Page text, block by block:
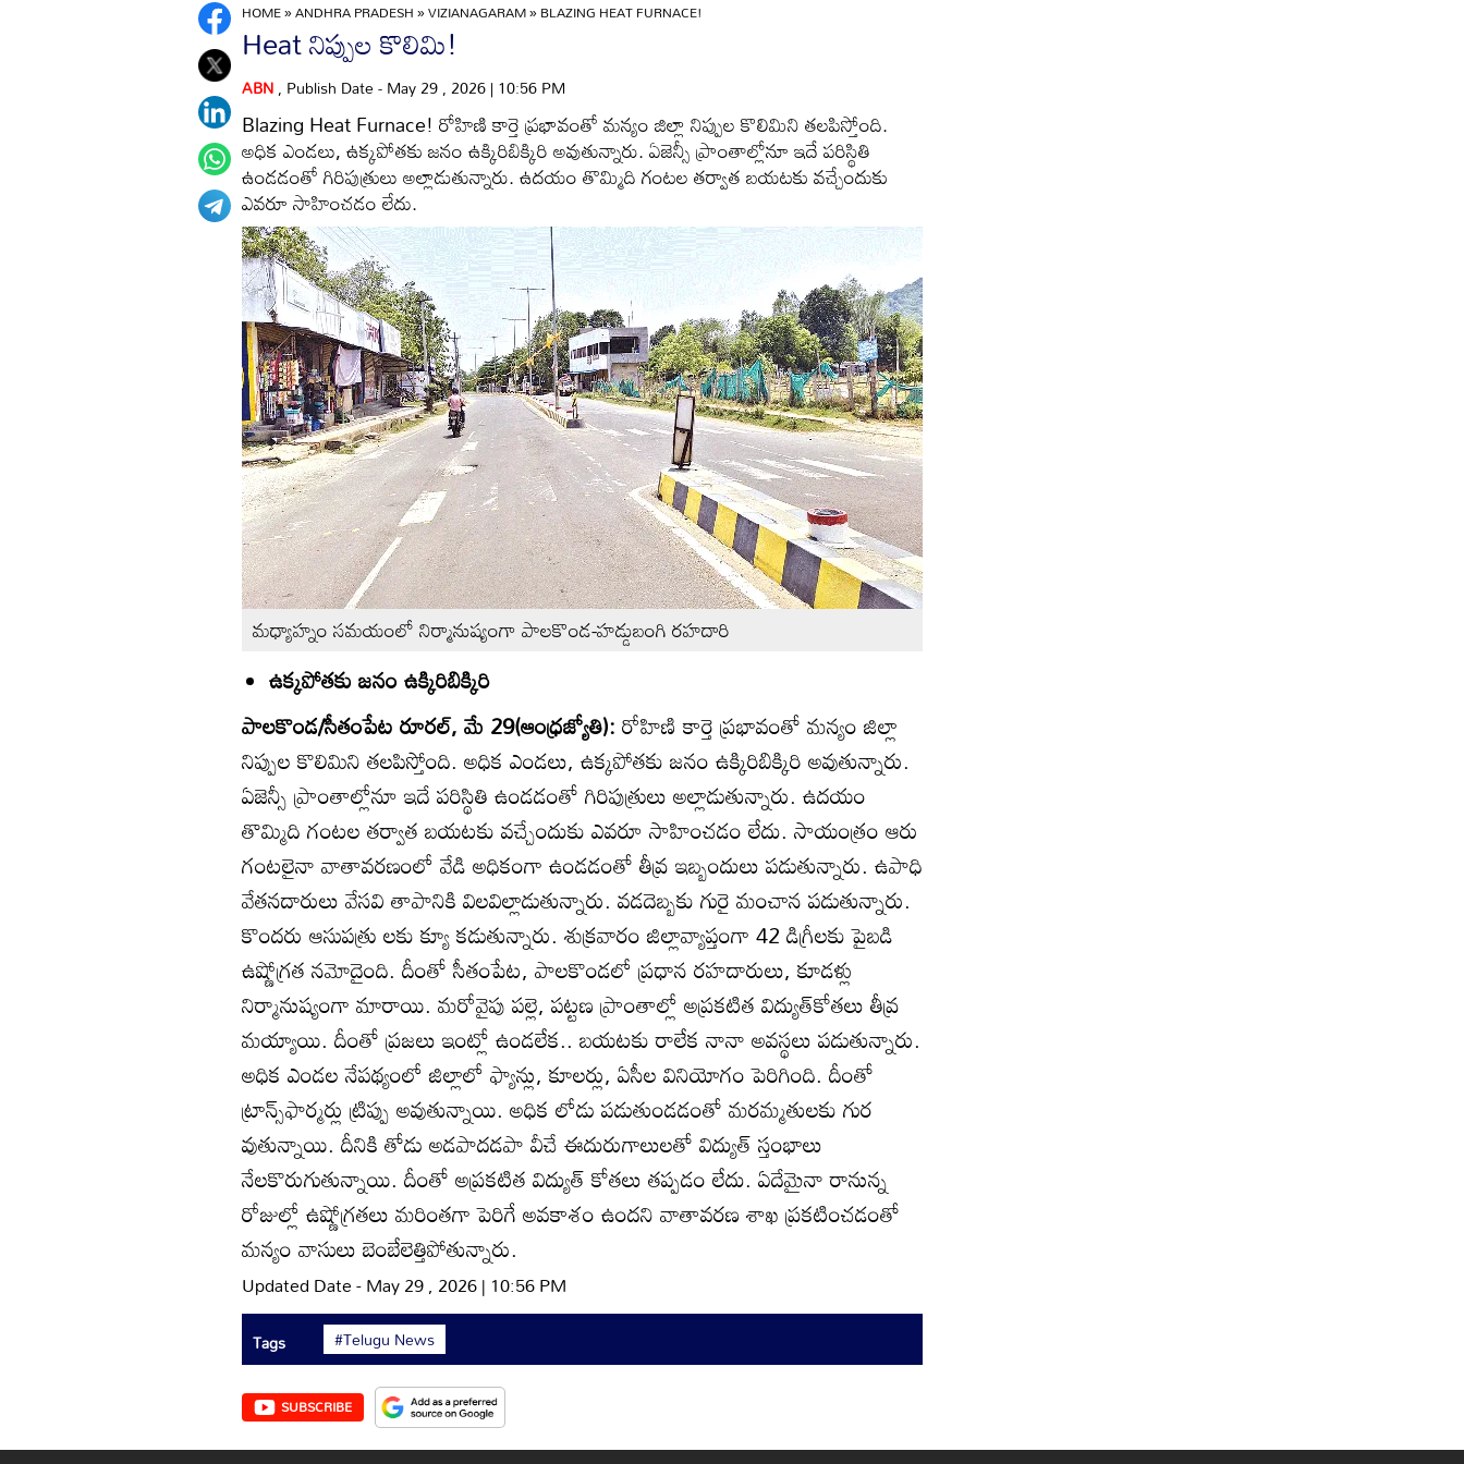
HOME»ANDHRA PRADESH»VIZIANAGARAM»BLAZING HEAT FURNACE!
Heat నిప్పుల కొలిమి!
ABN, Publish Date - May 29 , 2026 | 10:56 PM
Blazing Heat Furnace! రోహిణి కార్తె ప్రభావంతో మన్యం జిల్లా నిప్పుల కొలిమిని తలపిస్తోంది.
అధిక ఎండలు, ఉక్కపోతకు జనం ఉక్కిరిబిక్కిరి అవుతున్నారు. ఏజెన్సీ ప్రాంతాల్లోనూ ఇదే పరిస్థితి
ఉండడంతో గిరిపుత్రులు అల్లాడుతున్నారు. ఉదయం తొమ్మిది గంటల తర్వాత బయటకు వచ్చేందుకు
ఎవరూ సాహించడం లేదు.
మధ్యాహ్నం సమయంలో నిర్మానుష్యంగా పాలకొండ-హడ్డుబంగి రహదారి
ఉక్కపోతకు జనం ఉక్కిరిబిక్కిరి
పాలకొండ/సీతంపేట రూరల్‌, మే 29(ఆంధ్రజ్యోతి):రోహిణి కార్తె ప్రభావంతో మన్యం జిల్లా
నిప్పుల కొలిమిని తలపిస్తోంది. అధిక ఎండలు, ఉక్కపోతకు జనం ఉక్కిరిబిక్కిరి అవుతున్నారు.
ఏజెన్సీ ప్రాంతాల్లోనూ ఇదే పరిస్థితి ఉండడంతో గిరిపుత్రులు అల్లాడుతున్నారు. ఉదయం
తొమ్మిది గంటల తర్వాత బయటకు వచ్చేందుకు ఎవరూ సాహించడం లేదు. సాయంత్రం ఆరు
గంటలైనా వాతావరణంలో వేడి అధికంగా ఉండడంతో తీవ్ర ఇబ్బందులు పడుతున్నారు. ఉపాధి
వేతనదారులు వేసవి తాపానికి విలవిల్లాడుతున్నారు. వడదెబ్బకు గురై మంచాన పడుతున్నారు.
కొందరు ఆసుపత్రు లకు క్యూ కడుతున్నారు. శుక్రవారం జిల్లావ్యాప్తంగా 42 డిగ్రీలకు పైబడి
ఉష్ణోగ్రత నమోదైంది. దీంతో సీతంపేట, పాలకొండలో ప్రధాన రహదారులు, కూడళ్లు
నిర్మానుష్యంగా మారాయి. మరోవైపు పల్లె, పట్టణ ప్రాంతాల్లో అప్రకటిత విద్యుత్‌కోతలు తీవ్ర
మయ్యాయి. దీంతో ప్రజలు ఇంట్లో ఉండలేక.. బయటకు రాలేక నానా అవస్థలు పడుతున్నారు.
అధిక ఎండల నేపథ్యంలో జిల్లాలో ఫ్యాన్లు, కూలర్లు, ఏసీల వినియోగం పెరిగింది. దీంతో
ట్రాన్స్‌ఫార్మర్లు ట్రిప్పు అవుతున్నాయి. అధిక లోడు పడుతుండడంతో మరమ్మతులకు గుర
వుతున్నాయి. దీనికి తోడు అడపాదడపా వీచే ఈదురుగాలులతో విద్యుత్‌ స్తంభాలు
నేలకొరుగుతున్నాయి. దీంతో అప్రకటిత విద్యుత్‌ కోతలు తప్పడం లేదు. ఏదేమైనా రానున్న
రోజుల్లో ఉష్ణోగ్రతలు మరింతగా పెరిగే అవకాశం ఉందని వాతావరణ శాఖ ప్రకటించడంతో
మన్యం వాసులు బెంబేలెత్తిపోతున్నారు.
Updated Date - May 29 , 2026 | 10:56 PM
Tags #Telugu News
SUBSCRIBE